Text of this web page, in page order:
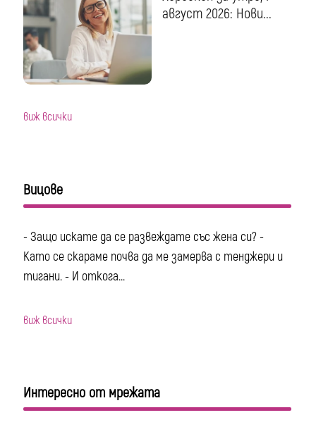
август 2026: Нови...
виж всички
Вицове
- Защо искате да се развеждате със жена си? -
Като се скараме почва да ме замерва с тенджери и
тигани. - И откога...
виж всички
Интересно от мрежата